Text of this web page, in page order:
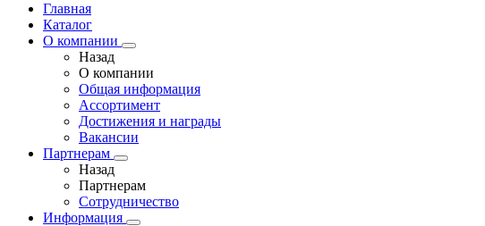
Главная
Каталог
О компании
Назад
О компании
Общая информация
Ассортимент
Достижения и награды
Вакансии
Партнерам
Назад
Партнерам
Сотрудничество
Информация